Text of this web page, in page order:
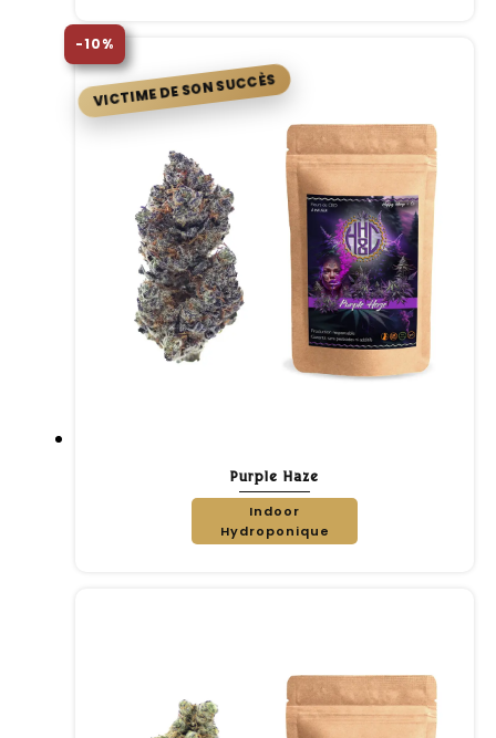
-10%
Purple Haze
Indoor
Hydroponique
VICTIME DE SON SUCCÈS